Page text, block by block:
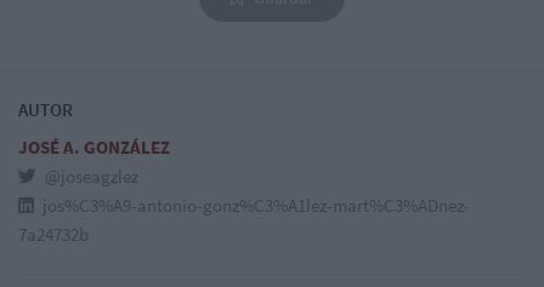
AUTOR
JOSÉ A. GONZÁLEZ
@joseagzlez
jos%C3%A9-antonio-gonz%C3%A1lez-mart%C3%ADnez-
7a24732b